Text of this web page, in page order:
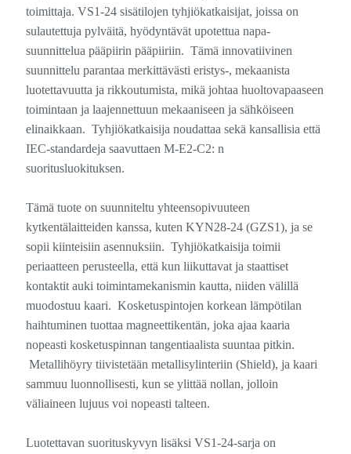
toimittaja. VS1-24 sisätilojen tyhjiökatkaisijat, joissa on
sulautettuja pylväitä, hyödyntävät upotettua napa-
suunnittelua pääpiirin pääpiiriin. Tämä innovatiivinen
suunnittelu parantaa merkittävästi eristys-, mekaanista
luotettavuutta ja rikkoutumista, mikä johtaa huoltovapaaseen
toimintaan ja laajennettuun mekaaniseen ja sähköiseen
elinaikkaan. Tyhjiökatkaisija noudattaa sekä kansallisia että
IEC-standardeja saavuttaen M-E2-C2: n
suoritusluokituksen.
Tämä tuote on suunniteltu yhteensopivuuteen
kytkentälaitteiden kanssa, kuten KYN28-24 (GZS1), ja se
sopii kiinteisiin asennuksiin. Tyhjiökatkaisija toimii
periaatteen perusteella, että kun liikuttavat ja staattiset
kontaktit auki toimintamekanismin kautta, niiden välillä
muodostuu kaari. Kosketuspintojen korkean lämpötilan
haihtuminen tuottaa magneettikentän, joka ajaa kaaria
nopeasti kosketuspinnan tangentiaalista suuntaa pitkin.
Metallihöyry tiivistetään metallisylinteriin (Shield), ja kaari
sammuu luonnollisesti, kun se ylittää nollan, jolloin
väliaineen lujuus voi nopeasti talteen.
Luotettavan suorituskyvyn lisäksi VS1-24-sarja on